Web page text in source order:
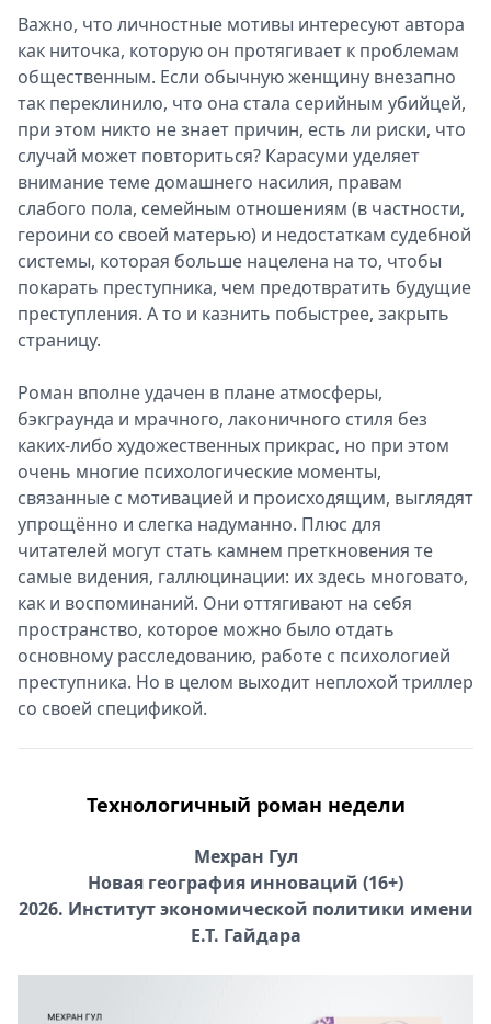
Важно, что личностные мотивы интересуют автора
как ниточка, которую он протягивает к проблемам
общественным. Если обычную женщину внезапно
так переклинило, что она стала серийным убийцей,
при этом никто не знает причин, есть ли риски, что
случай может повториться? Карасуми уделяет
внимание теме домашнего насилия, правам
слабого пола, семейным отношениям (в частности,
героини со своей матерью) и недостаткам судебной
системы, которая больше нацелена на то, чтобы
покарать преступника, чем предотвратить будущие
преступления. А то и казнить побыстрее, закрыть
страницу.
Роман вполне удачен в плане атмосферы,
бэкграунда и мрачного, лаконичного стиля без
каких-либо художественных прикрас, но при этом
очень многие психологические моменты,
связанные с мотивацией и происходящим, выглядят
упрощённо и слегка надуманно. Плюс для
читателей могут стать камнем преткновения те
самые видения, галлюцинации: их здесь многовато,
как и воспоминаний. Они оттягивают на себя
пространство, которое можно было отдать
основному расследованию, работе с психологией
преступника. Но в целом выходит неплохой триллер
со своей спецификой.
Технологичный роман недели
Мехран Гул
Новая география инноваций (16+)
2026. Институт экономической политики имени
Е.Т. Гайдара